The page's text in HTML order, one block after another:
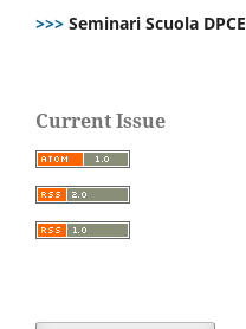
>>> Seminari Scuola DPCE
Current Issue